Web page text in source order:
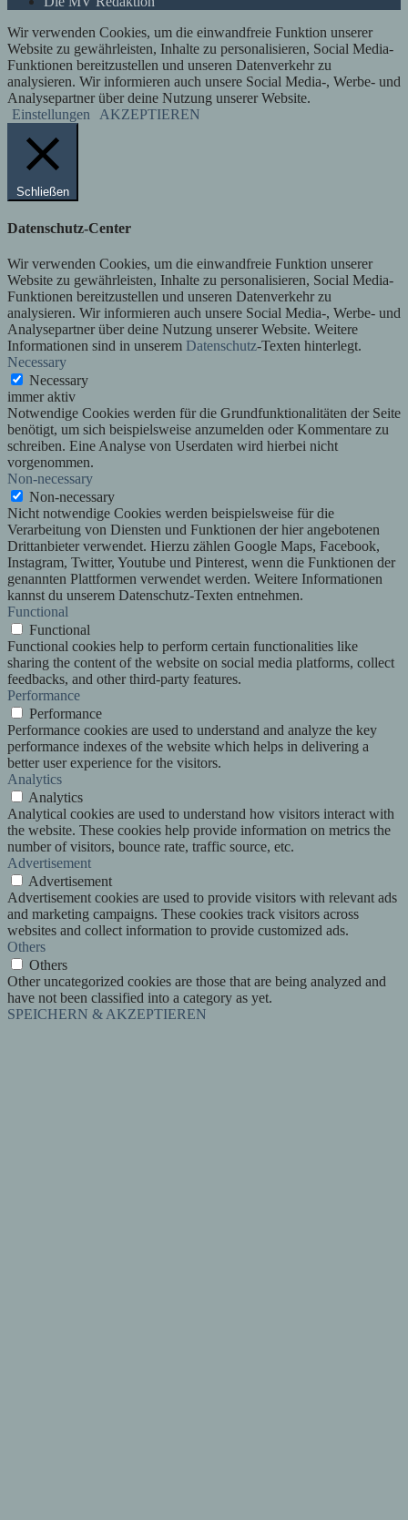
Wir verwenden Cookies, um die einwandfreie Funktion unserer
Website zu gewährleisten, Inhalte zu personalisieren, Social Media-
Funktionen bereitzustellen und unseren Datenverkehr zu
analysieren. Wir informieren auch unsere Social Media-, Werbe- und
Analysepartner über deine Nutzung unserer Website.
Einstellungen
AKZEPTIEREN
Schließen
Datenschutz-Center
Wir verwenden Cookies, um die einwandfreie Funktion unserer
Website zu gewährleisten, Inhalte zu personalisieren, Social Media-
Funktionen bereitzustellen und unseren Datenverkehr zu
analysieren. Wir informieren auch unsere Social Media-, Werbe- und
Analysepartner über deine Nutzung unserer Website. Weitere
Informationen sind in unserem Datenschutz-Texten hinterlegt.
Necessary
Necessary
immer aktiv
Notwendige Cookies werden für die Grundfunktionalitäten der Seite
benötigt, um sich beispielsweise anzumelden oder Kommentare zu
schreiben. Eine Analyse von Userdaten wird hierbei nicht
vorgenommen.
Non-necessary
Non-necessary
Nicht notwendige Cookies werden beispielsweise für die
Verarbeitung von Diensten und Funktionen der hier angebotenen
Drittanbieter verwendet. Hierzu zählen Google Maps, Facebook,
Instagram, Twitter, Youtube und Pinterest, wenn die Funktionen der
genannten Plattformen verwendet werden. Weitere Informationen
kannst du unserem Datenschutz-Texten entnehmen.
Functional
Functional
Functional cookies help to perform certain functionalities like
sharing the content of the website on social media platforms, collect
feedbacks, and other third-party features.
Performance
Performance
Performance cookies are used to understand and analyze the key
performance indexes of the website which helps in delivering a
better user experience for the visitors.
Analytics
Analytics
Analytical cookies are used to understand how visitors interact with
the website. These cookies help provide information on metrics the
number of visitors, bounce rate, traffic source, etc.
Advertisement
Advertisement
Advertisement cookies are used to provide visitors with relevant ads
and marketing campaigns. These cookies track visitors across
websites and collect information to provide customized ads.
Others
Others
Other uncategorized cookies are those that are being analyzed and
have not been classified into a category as yet.
SPEICHERN & AKZEPTIEREN